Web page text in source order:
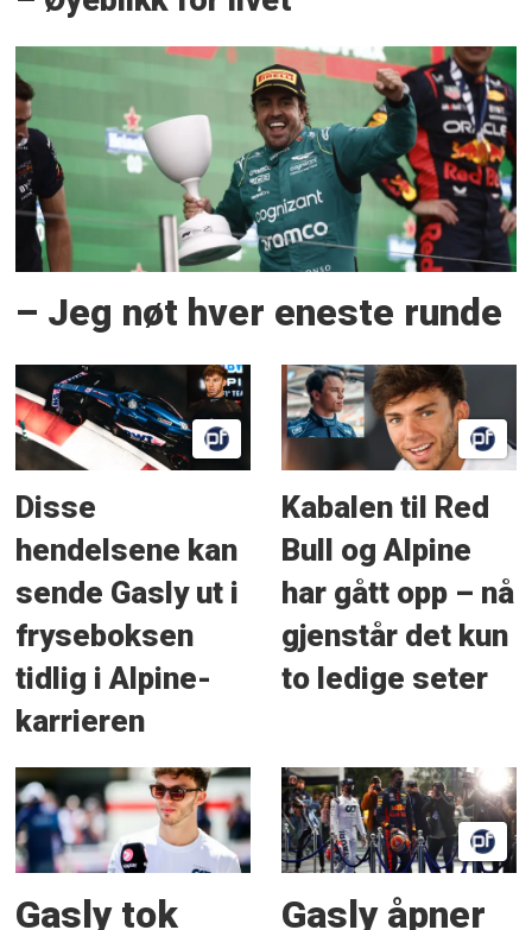
– Jeg nøt hver eneste runde
Disse
hendelsene kan
sende Gasly ut i
fryseboksen
tidlig i Alpine-
karrieren
Kabalen til Red
Bull og Alpine
har gått opp – nå
gjenstår det kun
to ledige seter
Gasly tok Gasly åpner